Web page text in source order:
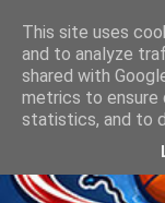
This site uses
and to analyze
shared with
metrics to ensure
statistics, and to